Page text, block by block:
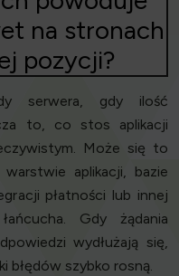
na stronach
pozycji?
serwera, gdy ilość
to, co stos aplikacji
Może się to
aplikacji, bazie
płatności lub innej
Gdy żądania
wydłużają się,
błędów szybko rosną.